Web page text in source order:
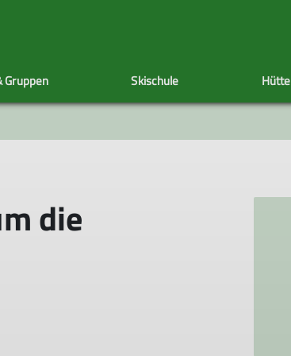
Veranstaltungen
Bewertungsskalen
Gruppen
Klettergruppen
Skischule Hütte
Hütten Neuigkeiten
die